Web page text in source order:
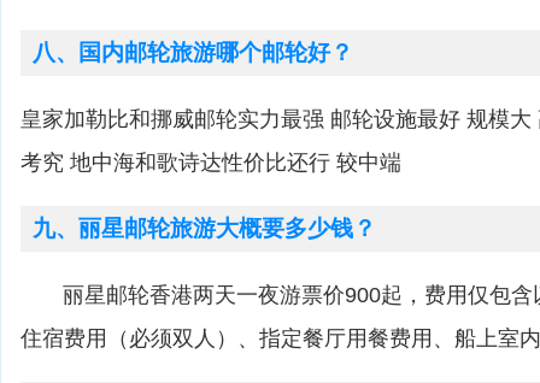
八、国内邮轮旅游哪个邮轮好？
皇家加勒比和挪威邮轮实力最强 邮轮设施最好 规模
考究 地中海和歌诗达性价比还行 较中端
九、丽星邮轮旅游大概要多少钱？
丽星邮轮香港两天一夜游票价900起，费用仅包含
住宿费用（必须双人）、指定餐厅用餐费用、船上室